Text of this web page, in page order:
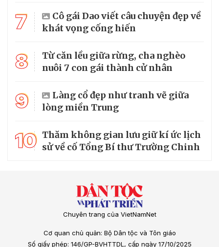
7
Cô gái Dao viết câu chuyện đẹp về
khát vọng cống hiến
8
Từ căn lều giữa rừng, cha nghèo
nuôi 7 con gái thành cử nhân
9
Làng cổ đẹp như tranh vẽ giữa
lòng miền Trung
10 Thăm không gian lưu giữ kí ức lịch
sử về cố Tổng Bí thư Trường Chinh
Chuyên trang của VietNamNet
Cơ quan chủ quản: Bộ Dân tộc và Tôn giáo
Số giấy phép: 146/GP-BVHTTDL, cấp ngày 17/10/2025